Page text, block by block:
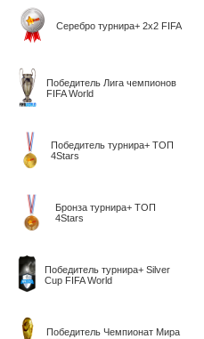
Серебро турнира+ 2х2 FIFA
Победитель Лига чемпионов
FIFA World
Победитель турнира+ ТОП
4Stars
Бронза турнира+ ТОП
4Stars
Победитель турнира+ Silver
Cup FIFA World
Победитель Чемпионат Мира